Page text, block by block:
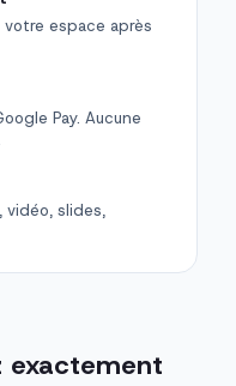
espace après
Pay. Aucune
vidéo, slides,
exactement